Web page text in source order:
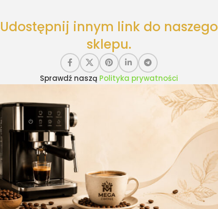
Udostępnij innym link do naszego
sklepu.
Sprawdź naszą Polityka prywatności